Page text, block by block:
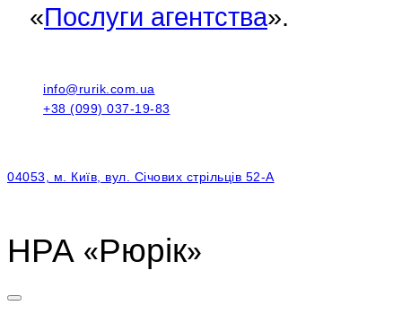
«Послуги агентства».
info@rurik.com.ua
+38 (099) 037-19-83
04053, м. Київ, вул. Січових стрільців 52-А
НРА «Рюрік»